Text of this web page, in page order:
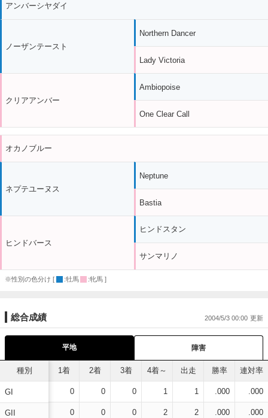
アンバーシヤダイ
ノーザンテースト
クリアアンバー
Northern Dancer
Lady Victoria
Ambiopoise
One Clear Call
オカノブルー
ネプテユーヌス
ヒンドバース
Neptune
Bastia
ヒンドスタン
サンマリノ
※性別の色分け [ :牡馬 :牝馬 ]
総合成績 2004/5/3 00:00
平地 障害
種別
GI
GII
1着 2着 3着 4着～ 出走 勝率 連対率
0 0 0 1 1 .000 .000
0 0 0 2 2 .000 .000